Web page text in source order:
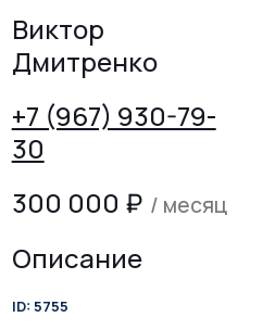
Виктор
Дмитренко
+7 (967) 930-79-
30
300 000 ₽ / месяц
Описание
ID: 5755